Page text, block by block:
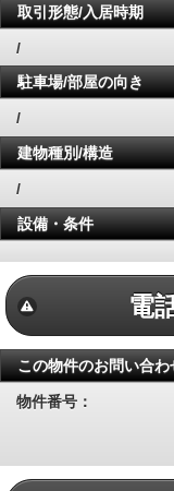
取引形態/入居時期
/
駐車場/部屋の向き
/
建物種別/構造
/
設備・条件
電
この物件のお問い合わ
物件番号：